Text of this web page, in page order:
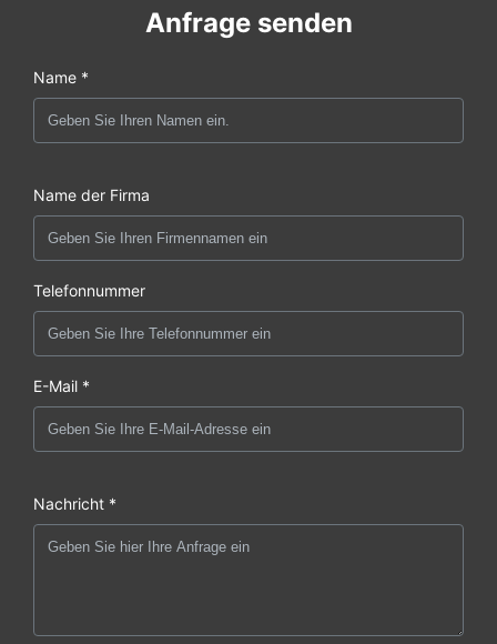
Anfrage senden
Name *
Name der Firma
Telefonnummer
E-Mail *
Nachricht *